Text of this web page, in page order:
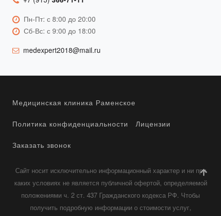
Пн-Пт: с 8:00 до 20:00
Сб-Вс: с 9:00 до 18:00
medexpert2018@mail.ru
Медицинская клиника Раменское
Политика конфиденциальности Лицензии
Заказать звонок
Сайт носит исключительно информационный характер и ни при
каких условиях не является публичной офертой, определяемой
положениями ч. 2 ст. 437 Гражданского кодекса РФ. Чтобы
получить подробную информации о стоимости услуг,